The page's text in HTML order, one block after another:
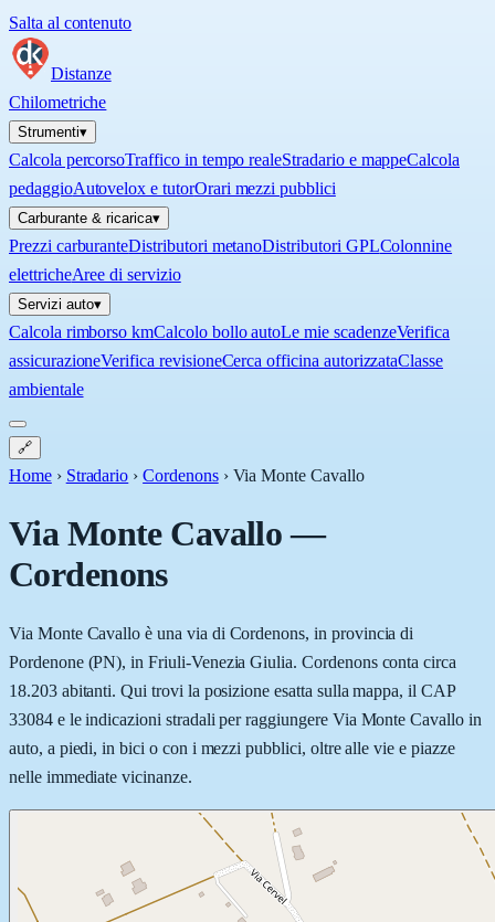
Salta al contenuto
Distanze
Chilometriche
Strumenti▾
Calcola percorsoTraffico in tempo realeStradario e mappeCalcola
pedaggioAutovelox e tutorOrari mezzi pubblici
Carburante & ricarica▾
Prezzi carburanteDistributori metanoDistributori GPLColonnine
elettricheAree di servizio
Servizi auto▾
Calcola rimborso kmCalcolo bollo autoLe mie scadenzeVerifica
assicurazioneVerifica revisioneCerca officina autorizzataClasse
ambientale
🔗
Home › Stradario › Cordenons › Via Monte Cavallo
Via Monte Cavallo—
Cordenons
Via Monte Cavallo è una via di Cordenons, in provincia di
Pordenone (PN), in Friuli-Venezia Giulia. Cordenons conta circa
18.203 abitanti. Qui trovi la posizione esatta sulla mappa, il CAP
33084 e le indicazioni stradali per raggiungere Via Monte Cavallo in
auto, a piedi, in bici o con i mezzi pubblici, oltre alle vie e piazze
nelle immediate vicinanze.